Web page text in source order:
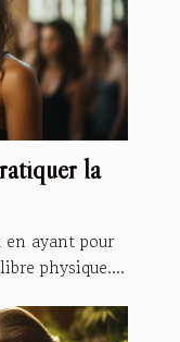
la
ayant pour
physique....